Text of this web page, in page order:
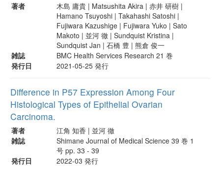
著者
木島 庸貴 | Matsushita Akira | 赤井 研樹 |
Hamano Tsuyoshi | Takahashi Satoshi |
Fujiwara Kazushige | Fujiwara Yuko | Sato
Makoto | 並河 徹 | Sundquist Kristina |
Sundquist Jan | 石橋 豊 | 熊倉 俊一
雑誌
BMC Health Services Research 21 巻
発行日
2021-05-25 発行
Difference in P57 Expression Among Four
Histological Types of Epithelial Ovarian
Carcinoma.
著者
江角 知香 | 並河 徹
雑誌
Shimane Journal of Medical Science 39 巻 1
号 pp. 33 - 39
発行日
2022-03 発行